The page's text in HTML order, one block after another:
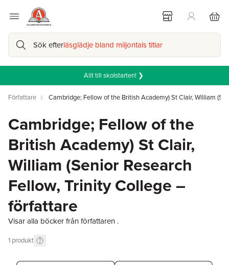
Sök efterläsglädje bland miljontals titlar
Allt till skolstarten! ❯
Författare Cambridge; Fellow of the British Academy) St Clair, William
Cambridge; Fellow of the
British Academy) St Clair,
William (Senior Research
Fellow, Trinity College –
författare
Visar alla böcker från författaren .
1 produkt